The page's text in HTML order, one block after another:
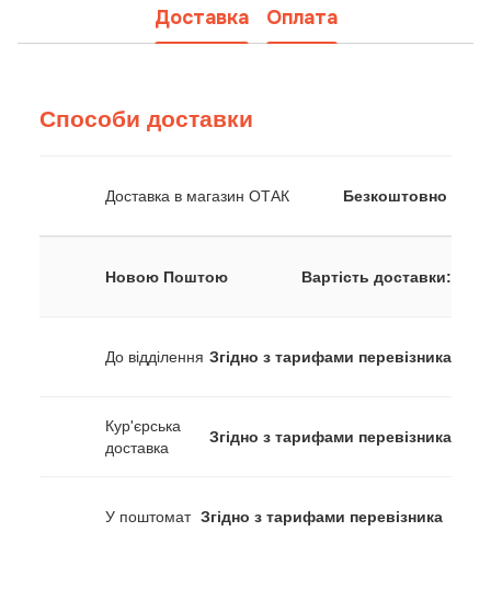
Доставка Оплата
Способи доставки
Доставка в магазин ОТАК Безкоштовно
Новою Поштою Вартість доставки:
До відділення Згідно з тарифами перевізника
Кур'єрська
доставка
Згідно з тарифами перевізника
У поштомат Згідно з тарифами перевізника